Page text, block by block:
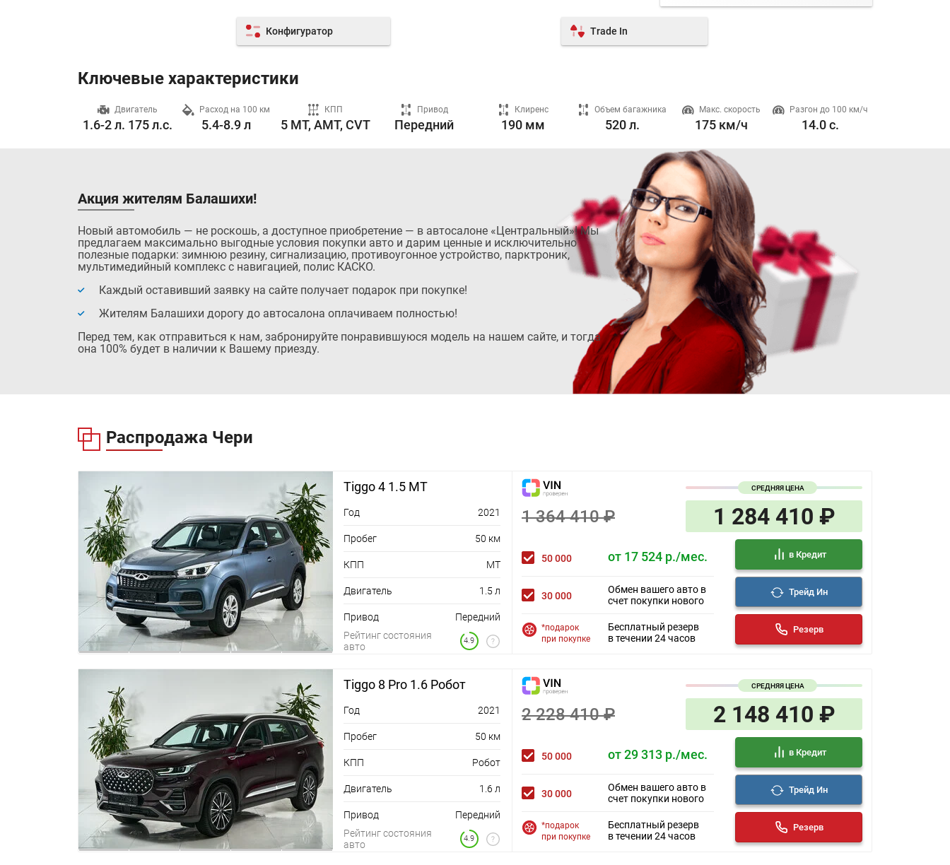
Конфигуратор Trade In
Ключевые характеристики
Двигатель
1.6-2 л. 175 л.с.
Расход на 100 км
5.4-8.9 л
КПП
5 MT, AMT, CVT
Привод
Передний
Клиренс
190 мм
Объем багажника
520 л.
Макс. скорость
175 км/ч
Разгон до 100 км/ч
14.0 с.
Акция жителям Балашихи!
Новый автомобиль — не роскошь, а доступное приобретение — в автосалоне «Центральный»! Мы
предлагаем максимально выгодные условия покупки авто и дарим ценные и исключительно
полезные подарки: зимнюю резину, сигнализацию, противоугонное устройство, парктроник,
мультимедийный комплекс с навигацией, полис КАСКО.
Каждый оставивший заявку на сайте получает подарок при покупке!
Жителям Балашихи дорогу до автосалона оплачиваем полностью!
Перед тем, как отправиться к нам, забронируйте понравившуюся модель на нашем сайте, и тогда
она 100% будет в наличии к Вашему приезду.
Распродажа Чери
Tiggo 4 1.5 MT
Год 2021
Пробег 50 км
КПП MT
Двигатель 1.5 л
Привод
Передний
Рейтинг состояния
авто
4.9
СРЕДНЯЯ ЦЕНА
1 364 410 ₽ 1 284 410 ₽
50 000 от 17 524 р./мес. в Кредит
30 000
Обмен вашего авто в
счет покупки нового
Трейд Ин
*подарок
при покупке
Бесплатный резерв
в течении 24 часов
Резерв
Tiggo 8 Pro 1.6 Робот
Год 2021
Пробег 50 км
КПП Робот
Двигатель 1.6 л
Привод
Передний
Рейтинг состояния
авто
4.9
СРЕДНЯЯ ЦЕНА
2 228 410 ₽ 2 148 410 ₽
50 000 от 29 313 р./мес. в Кредит
30 000
Обмен вашего авто в
счет покупки нового
Трейд Ин
*подарок
при покупке
Бесплатный резерв
в течении 24 часов
Резерв